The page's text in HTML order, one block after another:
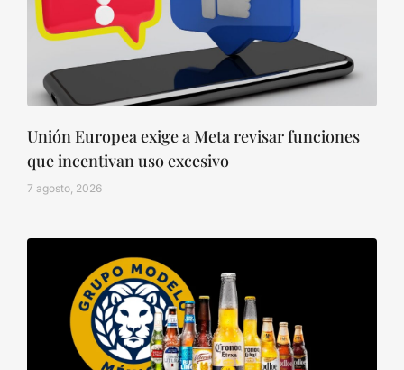
Unión Europea exige a Meta revisar funciones
que incentivan uso excesivo
7 agosto, 2026